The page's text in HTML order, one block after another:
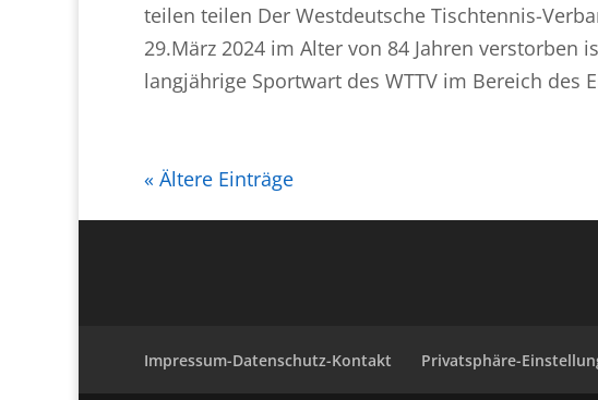
teilen teilen Der Westdeutsche Tischtennis-
29.März 2024 im Alter von 84 Jahren verstorben
langjährige Sportwart des WTTV im Bereich des
« Ältere Einträge
Impressum-Datenschutz-Kontakt Privatsphäre-